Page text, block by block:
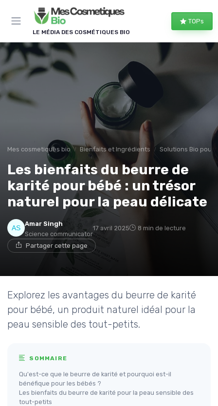
LE MÉDIA DES COSMÉTIQUES BIO
TOPs
Mes cosmetiques bio Bienfaits et Ingrédients Solutions Bio pour
Les bienfaits du beurre de
karité pour bébé : un trésor
naturel pour la peau délicate
Amar Singh
Science communicator
17 avril 2025 8 min de lecture
Partager cette page
Explorez les avantages du beurre de karité
pour bébé, un produit naturel idéal pour la
peau sensible des tout-petits.
SOMMAIRE
Qu'est-ce que le beurre de karité et pourquoi est-il
bénéfique pour les bébés ?
Les bienfaits du beurre de karité pour la peau sensible des
tout-petits
Panneau de gestion des cookies